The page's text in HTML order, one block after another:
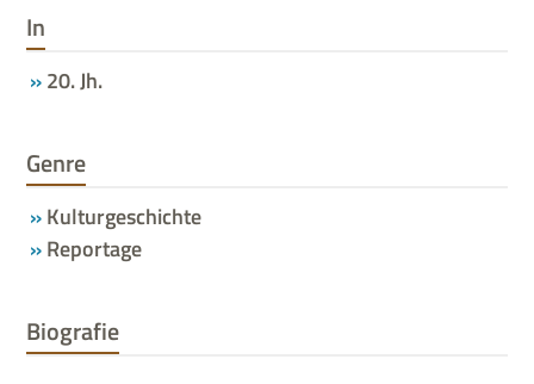
In
20. Jh.
Genre
Kulturgeschichte
Reportage
Biografie